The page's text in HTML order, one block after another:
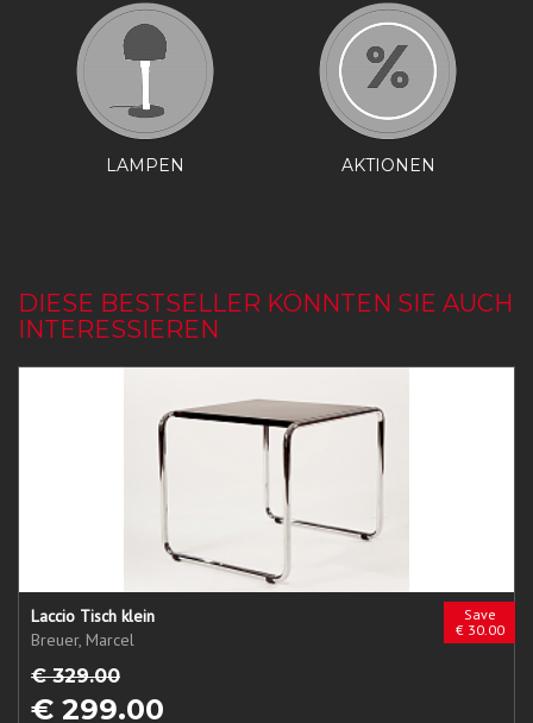
LAMPEN AKTIONEN
DIESE BESTSELLER KÖNNTEN SIE AUCH
INTERESSIEREN
Save
€ 30.00
Laccio Tisch klein
Breuer, Marcel
€ 329.00
€ 299.00